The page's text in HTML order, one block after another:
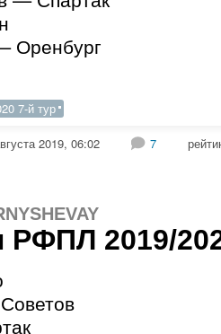
Оренбург
7-й тур
2019, 06:02 7
РФПЛ 2019/